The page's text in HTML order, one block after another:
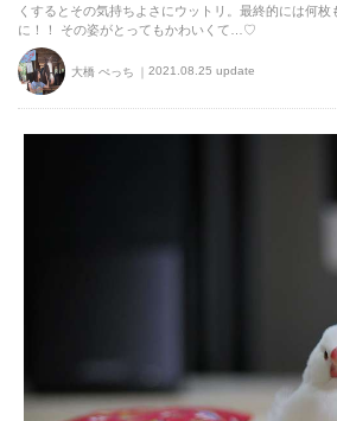
くするとその気持ちよさにウットリ。最終的には何
に！！ その姿がとってもかわいくて…♡
大橋 ぺっち 2021.08.25 update